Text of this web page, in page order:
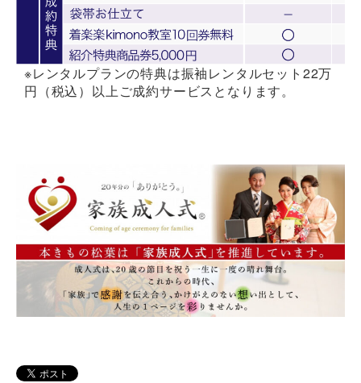
※レンタルプランの特典は振袖レンタルセット22万
円（税込）以上ご成約サービスとなります。